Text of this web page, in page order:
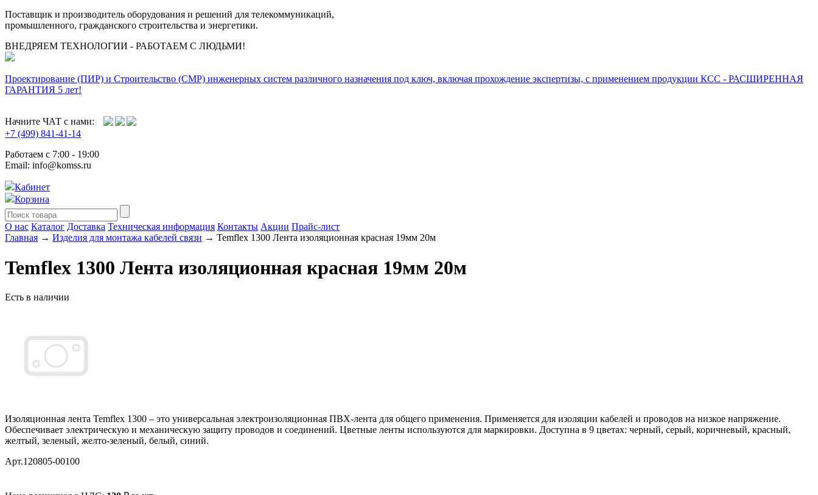
Поставщик и производитель оборудования и решений для телекоммуникаций,
промышленного, гражданского строительства и энергетики.
ВНЕДРЯЕМ ТЕХНОЛОГИИ - РАБОТАЕМ С ЛЮДЬМИ!
Проектирование (ПИР) и Cтроительство (СМР) инженерных систем различного назначения под ключ, включая прохождение экспертизы, с применением продукции КСС - РАСШИРЕННАЯ
ГАРАНТИЯ 5 лет!
Начните ЧАТ с нами:
+7 (499) 841-41-14
Работаем с 7:00 - 19:00
Email: info@komss.ru
Кабинет
Корзина
О нас Каталог Доставка Техническая информация Контакты Акции Прайс-лист
Главная → Изделия для монтажа кабелей связи → Temflex 1300 Лента изоляционная красная 19мм 20м
Temflex 1300 Лента изоляционная красная 19мм 20м
Есть в наличии
Изоляционная лента Temflex 1300 – это универсальная электроизоляционная ПВХ-лента для общего применения. Применяется для изоляции кабелей и проводов на низкое напряжение.
Обеспечивает электрическую и механическую защиту проводов и соединений. Цветные ленты используются для маркировки. Доступна в 9 цветах: черный, серый, коричневый, красный,
желтый, зеленый, желто-зеленый, белый, синий.
Арт.120805-00100